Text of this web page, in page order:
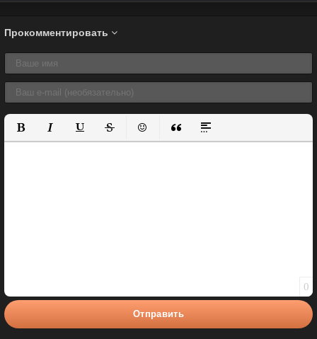
Прокомментировать
Полужирный
КурсивПодчеркнутый
ЗачеркнутыйВставить смайлик
Вставка цитаты
Вставка спойлера
0
Отправить